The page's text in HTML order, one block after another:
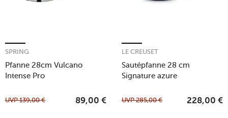
Pfanne 28cm Vulcano
Intense Pro
SPRING
UVP139,00 € 89,00 €
Sautépfanne 28 cm
Signature azure
LE CREUSET
UVP285,00 € 228,00 €